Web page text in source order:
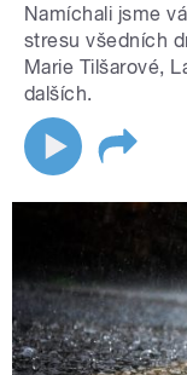
Namíchali jsme
stresu všedních
Marie Tilšarové,
dalších.